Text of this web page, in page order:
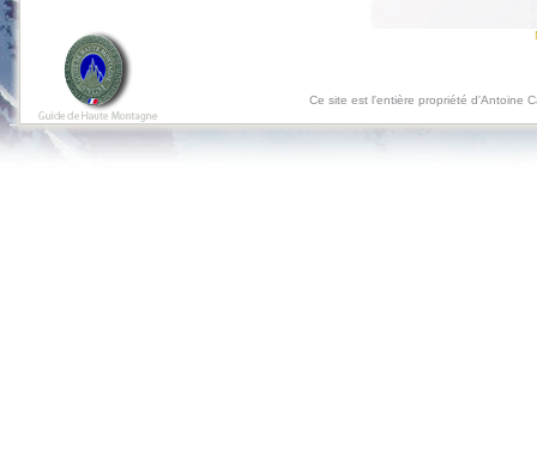
Ce site est l'entière propriété d'Antoine